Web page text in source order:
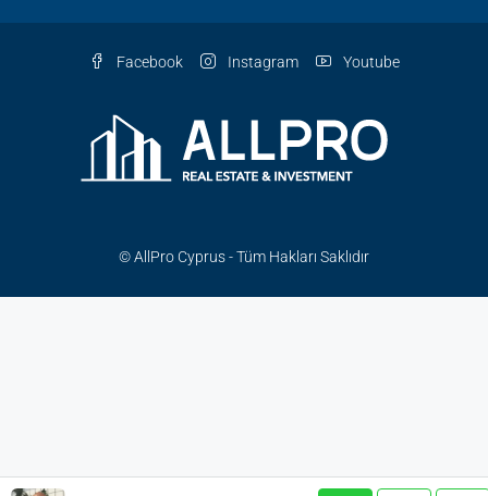
Facebook Instagram Youtube
© AllPro Cyprus - Tüm Hakları Saklıdır